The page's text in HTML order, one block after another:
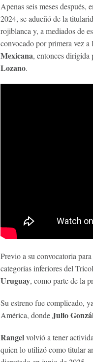
Apenas seis meses después,
2024, se adueñó de la
rojiblanca y, a mediados de
convocado por primera vez a
Mexicana, entonces dirigida
Lozano.
Previo a su convocatoria
categorías inferiores del
Uruguay, como parte de la
Su estreno fue complicado,
América, dondeJulio
Rangelvolvió a tener
quien lo utilizó como titular